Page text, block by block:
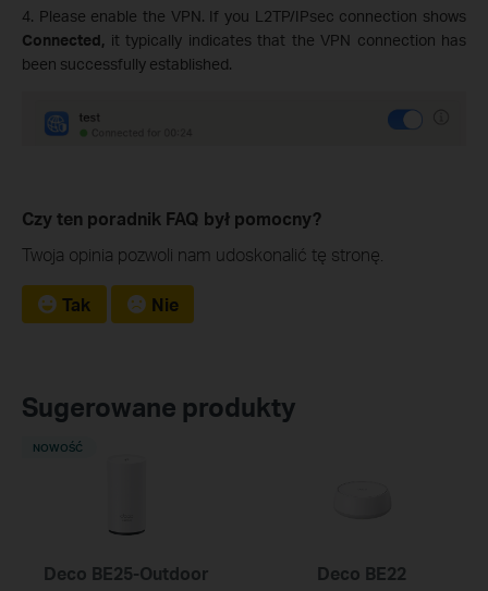
4. Please enable the VPN. If you L2TP/IPsec connection shows
Connected, it typically indicates that the VPN connection has
been successfully established.
Czy ten poradnik FAQ był pomocny?
Twoja opinia pozwoli nam udoskonalić tę stronę.
Tak Nie
Sugerowane produkty
Deco BE25-Outdoor
NOWOŚĆ
Deco BE22